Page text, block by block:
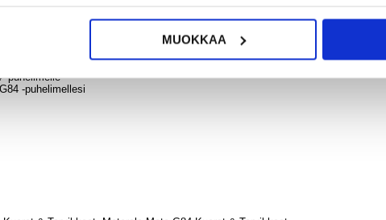
MUOKKAA
tarjoaa 9H kovuusstandardin, joten avaimet ja kolikot taskussasi eivät
lasinen näytönsuoja on myös erittäin ohut, vain 0,3 mm paksu, mikä
-puhelimelle
-puhelimellesi
13,95